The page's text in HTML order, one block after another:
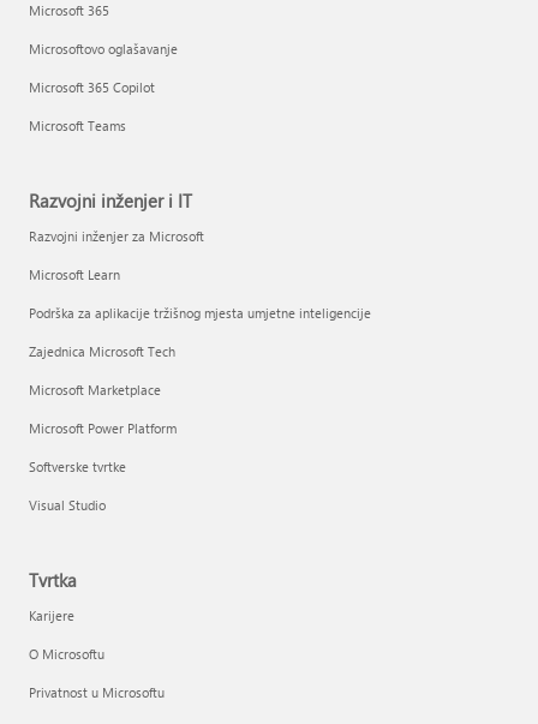
Microsoft 365
Microsoftovo oglašavanje
Microsoft 365 Copilot
Microsoft Teams
Razvojni inženjer i IT
Razvojni inženjer za Microsoft
Microsoft Learn
Podrška za aplikacije tržišnog mjesta umjetne inteligencije
Zajednica Microsoft Tech
Microsoft Marketplace
Microsoft Power Platform
Softverske tvrtke
Visual Studio
Tvrtka
Karijere
O Microsoftu
Privatnost u Microsoftu